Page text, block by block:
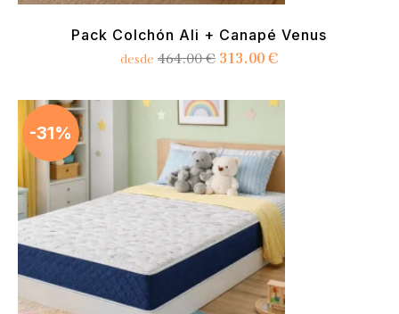
Pack Colchón Ali + Canapé Venus
desde 464.00€ 313.00€
-31%